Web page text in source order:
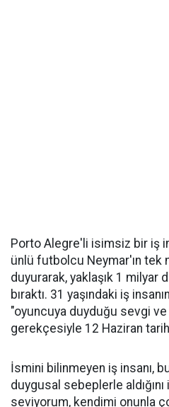
Porto Alegre'li isimsiz bir iş
ünlü futbolcu Neymar'ın tek
duyurarak, yaklaşık 1 milyar
bıraktı. 31 yaşındaki iş
"oyuncuya duyduğu sevgi
gerekçesiyle 12 Haziran
İsmini bilinmeyen iş insanı,
duygusal sebeplerle
seviyorum, kendimi onunla